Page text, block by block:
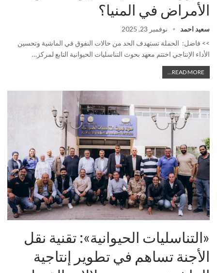
الأمراض في المنيا؟
سعيد احمد
نوفمبر 23, 2025
>> فاضل: الحملة تستهدف الحد من حالات النفوق في الماشية وتحسين
الأداء الإنتاجي اختتم معهد بحوث التناسليات الحيوانية التابع لمركز…
READ MORE...
«التناسليات الحيوانية»: تقنية نقل
الأجنة تساهم في تطوير إنتاجية